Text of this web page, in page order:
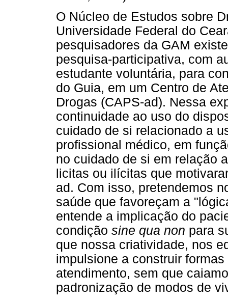
O Núcleo de Estudos sobre
Universidade Federal do
pesquisadores da GAM
pesquisa-participativa, com
estudante voluntária, para
do Guia, em um Centro de
Drogas (CAPS-ad). Nessa
continuidade ao uso do
cuidado de si relacionado a
profissional médico, em
no cuidado de si em relação
licitas ou ilícitas que
ad. Com isso, pretendemos
saúde que favoreçam a
entende a implicação do
condição sine qua non para
que nossa criatividade, nos
impulsione a construir
atendimento, sem que
padronização de modos de